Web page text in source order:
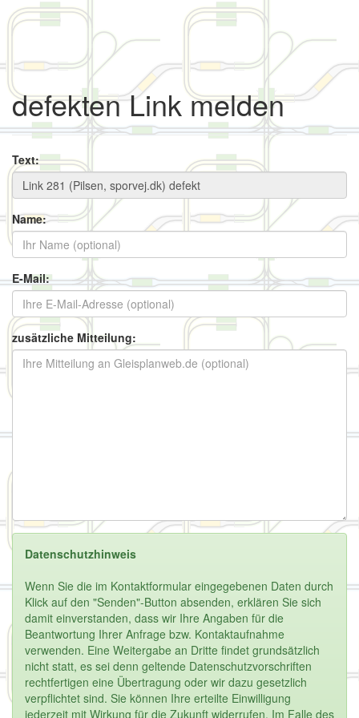
defekten Link melden
Text:
Name:
E-Mail:
zusätzliche Mitteilung:
Datenschutzhinweis
Wenn Sie die im Kontaktformular eingegebenen Daten durch
Klick auf den "Senden"-Button absenden, erklären Sie sich
damit einverstanden, dass wir Ihre Angaben für die
Beantwortung Ihrer Anfrage bzw. Kontaktaufnahme
verwenden. Eine Weitergabe an Dritte findet grundsätzlich
nicht statt, es sei denn geltende Datenschutzvorschriften
rechtfertigen eine Übertragung oder wir dazu gesetzlich
verpflichtet sind. Sie können Ihre erteilte Einwilligung
jederzeit mit Wirkung für die Zukunft widerrufen. Im Falle des